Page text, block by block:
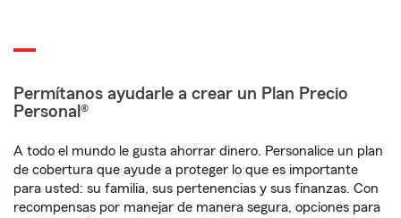
Permítanos ayudarle a crear un Plan Precio
Personal®
A todo el mundo le gusta ahorrar dinero. Personalice un plan
de cobertura que ayude a proteger lo que es importante
para usted: su familia, sus pertenencias y sus finanzas. Con
recompensas por manejar de manera segura, opciones para